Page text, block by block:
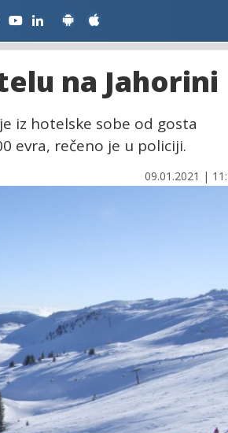
na Jahorini
iz hotelske sobe od gosta
evra, rečeno je u policiji.
09.01.2021 |